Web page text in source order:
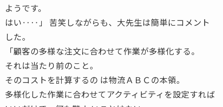
ようです。
はい‥‥」 苦笑しながらも、大先生は簡単にコメント
した。
「顧客の多様な注文に合わせて作業が多様化する。
それは当たり前のこと。
そのコストを計算するの は物流ＡＢＣの本領。
多様化した作業に合わせてアクティビティを設定すれば